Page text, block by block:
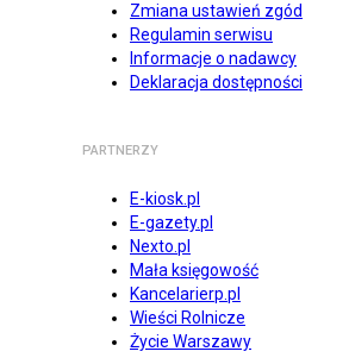
Zmiana ustawień zgód
Regulamin serwisu
Informacje o nadawcy
Deklaracja dostępności
PARTNERZY
E-kiosk.pl
E-gazety.pl
Nexto.pl
Mała księgowość
Kancelarierp.pl
Wieści Rolnicze
Życie Warszawy